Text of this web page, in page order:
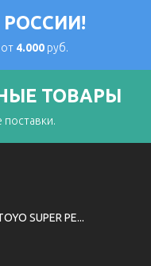
4.000руб.
ТОВАРЫ
SUPER PE...